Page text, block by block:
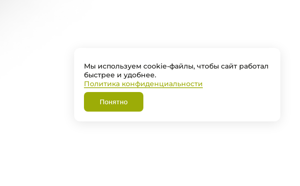
Мы используем cookie-файлы, чтобы сайт работал
быстрее и удобнее.
Политика конфиденциальности
Понятно